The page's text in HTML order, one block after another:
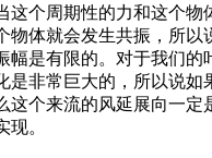
这个周期性的力和这个物
物体就会发生共振，所以
幅是有限的。对于我们的
是非常巨大的，所以说如
这个来流的风延展向一定
现。